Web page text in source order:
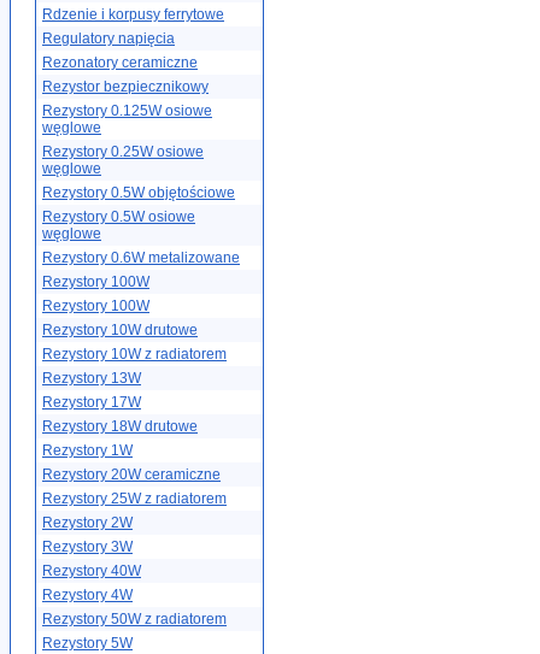
Rdzenie i korpusy ferrytowe
Regulatory napięcia
Rezonatory ceramiczne
Rezystor bezpiecznikowy
Rezystory 0.125W osiowe
węglowe
Rezystory 0.25W osiowe
węglowe
Rezystory 0.5W objętościowe
Rezystory 0.5W osiowe
węglowe
Rezystory 0.6W metalizowane
Rezystory 100W
Rezystory 100W
Rezystory 10W drutowe
Rezystory 10W z radiatorem
Rezystory 13W
Rezystory 17W
Rezystory 18W drutowe
Rezystory 1W
Rezystory 20W ceramiczne
Rezystory 25W z radiatorem
Rezystory 2W
Rezystory 3W
Rezystory 40W
Rezystory 4W
Rezystory 50W z radiatorem
Rezystory 5W